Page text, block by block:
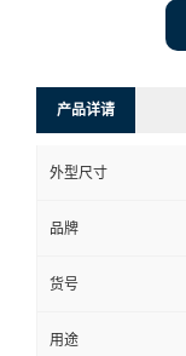
产品详请
外型尺寸
品牌
货号
用途